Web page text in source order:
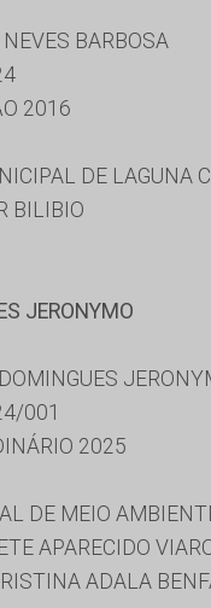
BARBOSA
2016
DE LAGUNA
BILIBIO
JERONYMO
001
2025
DE MEIO
APARECIDO
ADALA